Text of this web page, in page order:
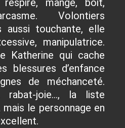
respire, mange, boit,
Volontiers
aussi touchante, elle
manipulatrice.
Katherine qui cache
blessures d’enfance
de méchanceté.
rabat-joie..., la liste
le personnage en